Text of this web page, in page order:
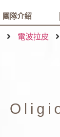
團隊介紹
電波拉皮
Oligio